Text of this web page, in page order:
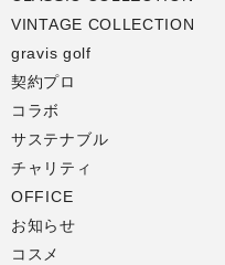
VINTAGE COLLECTION
gravis golf
契約プロ
コラボ
サステナブル
チャリティ
OFFICE
お知らせ
コスメ